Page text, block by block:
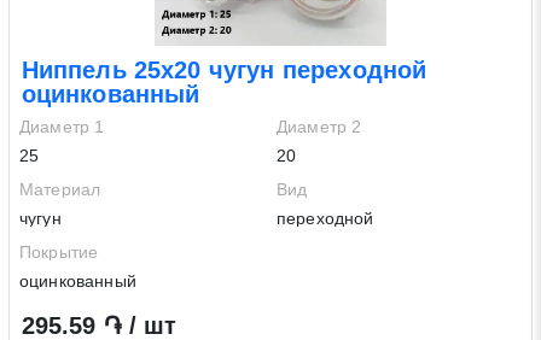
Ниппель 25х20 чугун переходной
оцинкованный
Диаметр 1
25
Диаметр 2
20
Материал
чугун
Вид
переходной
Покрытие
оцинкованный
295.59 ֏ / шт